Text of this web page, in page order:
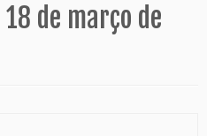
18 de março de